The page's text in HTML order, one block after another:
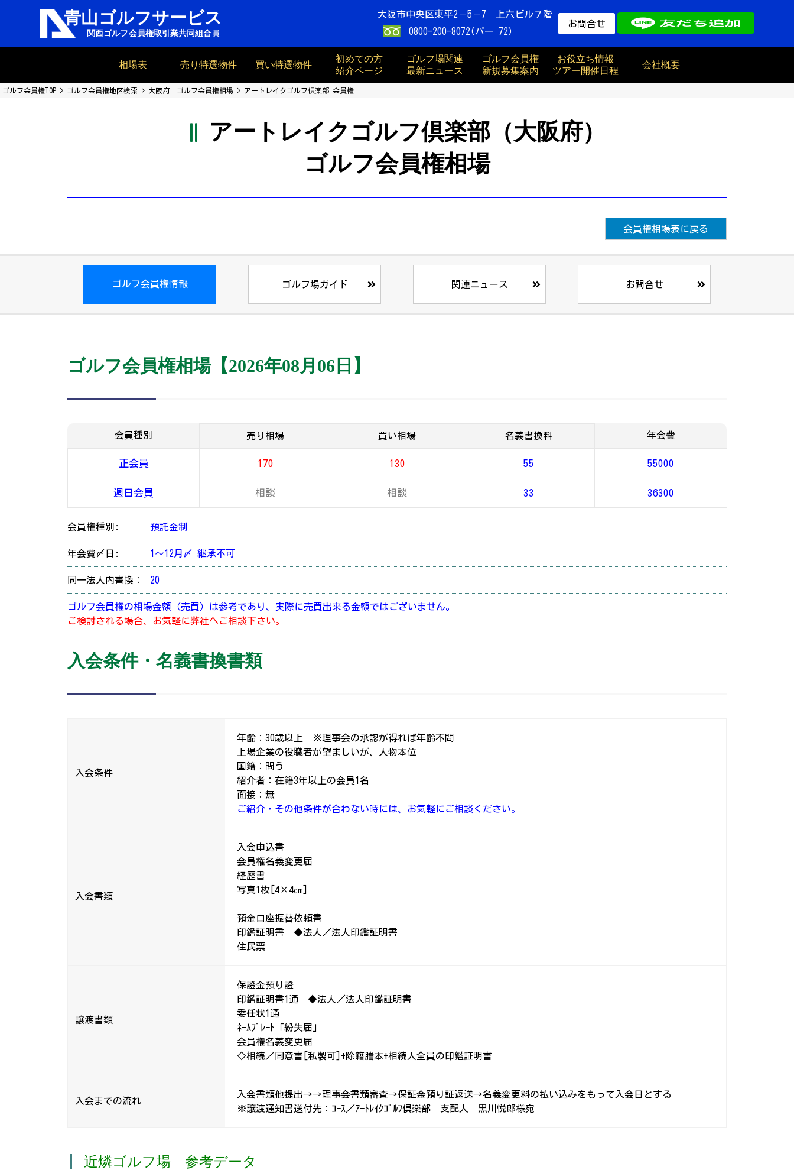
大阪市中央区東平2－5－7 上六ビル７階
0800-200-8072(パー 72)
お問合せ
相場表 売り特選物件 買い特選物件
初めての方
紹介ページ
ゴルフ場関連
最新ニュース
ゴルフ会員権
新規募集案内
お役立ち情報
ツアー開催日程
会社概要
ゴルフ会員権TOP ゴルフ会員権地区検索 大阪府 ゴルフ会員権相場 アートレイクゴルフ倶楽部 会員権
アートレイクゴルフ倶楽部（大阪府）
ゴルフ会員権相場
会員権相場表に戻る
ゴルフ会員権情報 ゴルフ場ガイド 関連ニュース お問合せ
ゴルフ会員権相場【2026年08月06日】
会員種別 売り相場 買い相場 名義書換料 年会費
正会員 170 130 55 55000
週日会員 相談 相談 33 36300
会員権種別: 預託金制
年会費〆日: 1～12月〆 継承不可
同一法人内書換： 20
ゴルフ会員権の相場金額（売買）は参考であり、実際に売買出来る金額ではございません。
ご検討される場合、お気軽に弊社へご相談下さい。
入会条件・名義書換書類
入会条件
年齢：30歳以上 ※理事会の承認が得れば年齢不問
上場企業の役職者が望ましいが、人物本位
国籍：問う
紹介者：在籍3年以上の会員1名
面接：無
ご紹介・その他条件が合わない時には、お気軽にご相談ください。
入会書類
入会申込書
会員権名義変更届
経歴書
写真1枚[4×4㎝]
預金口座振替依頼書
印鑑証明書 ◆法人／法人印鑑証明書
住民票
譲渡書類
保證金預り證
印鑑証明書1通 ◆法人／法人印鑑証明書
委任状1通
ﾈｰﾑﾌﾟﾚｰﾄ「紛失届」
会員権名義変更届
◇相続／同意書[私製可]+除籍謄本+相続人全員の印鑑証明書
入会までの流れ
入会書類他提出→→理事会書類審査→保証金預り証返送→名義変更料の払い込みをもって入会日とする
※譲渡通知書送付先：ｺｰｽ／ｱｰﾄﾚｲｸｺﾞﾙﾌ倶楽部 支配人 黒川悦郎様宛
近燐ゴルフ場 参考データ